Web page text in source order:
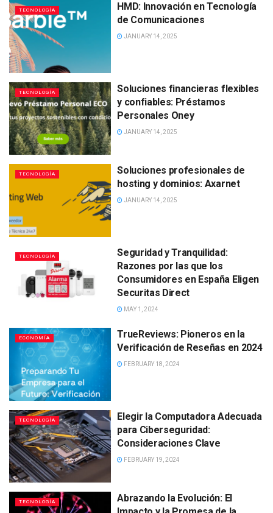
TECNOLOGÍA
HMD: Innovación en Tecnología
de Comunicaciones
JANUARY 14, 2025
TECNOLOGÍA
Soluciones financieras flexibles
y confiables: Préstamos
Personales Oney
JANUARY 14, 2025
TECNOLOGÍA
Soluciones profesionales de
hosting y dominios: Axarnet
JANUARY 14, 2025
TECNOLOGÍA
Seguridad y Tranquilidad:
Razones por las que los
Consumidores en España Eligen
Securitas Direct
MAY 1, 2024
ECONOMÍA
TrueReviews: Pioneros en la
Verificación de Reseñas en 2024
FEBRUARY 18, 2024
TECNOLOGÍA
Elegir la Computadora Adecuada
para Ciberseguridad:
Consideraciones Clave
FEBRUARY 19, 2024
TECNOLOGÍA
Abrazando la Evolución: El